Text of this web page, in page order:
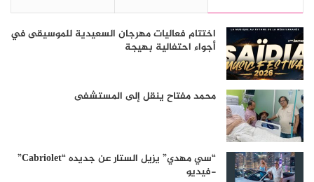
اختتام فعاليات مهرجان السعيدية للموسيقى في
أجواء احتفالية بهيجة
محمد مفتاح ينقل إلى المستشفى
“سي مهدي” يزيل الستار عن جديده “Cabriolet”
-فيديو